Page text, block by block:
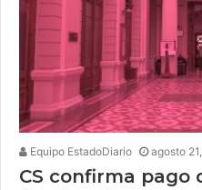
Equipo EstadoDiario agosto
CS confirma pago